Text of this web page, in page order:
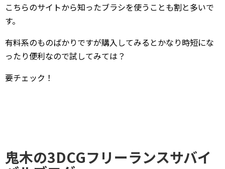
こちらのサイトから知ったブラシを使うことも割と多いで
す。
有料系のものばかりですが購入してみるとかなり時短にな
ったり便利なので試してみては？
要チェック！
鬼木の3DCGフリーランスサバイ